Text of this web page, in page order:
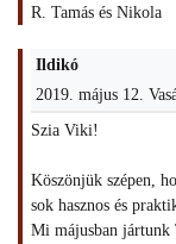
R. Tamás és Nikola
Ildikó
2019. május 12.
Szia Viki!
Köszönjük szépen,
sok hasznos és
Mi májusban jártunk